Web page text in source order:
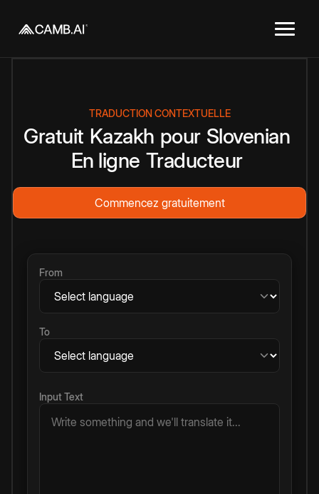
TRADUCTION CONTEXTUELLE
Gratuit Kazakh pour Slovenian
En ligne Traducteur
Commencez gratuitement
From
To
Input Text